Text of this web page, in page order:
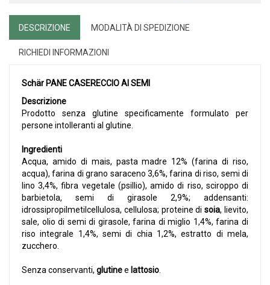
DESCRIZIONE MODALITÀ DI SPEDIZIONE
RICHIEDI INFORMAZIONI
Schär PANE CASERECCIO AI SEMI
Descrizione
Prodotto senza glutine specificamente formulato per
persone intolleranti al glutine.
Ingredienti
Acqua, amido di mais, pasta madre 12% (farina di riso,
acqua), farina di grano saraceno 3,6%, farina di riso, semi di
lino 3,4%, fibra vegetale (psillio), amido di riso, sciroppo di
barbietola, semi di girasole 2,9%; addensanti:
idrossipropilmetilcellulosa, cellulosa; proteine disoia, lievito,
sale, olio di semi di girasole, farina di miglio 1,4%, farina di
riso integrale 1,4%, semi di chia 1,2%, estratto di mela,
zucchero.
Senza conservanti, glutinee lattosio.